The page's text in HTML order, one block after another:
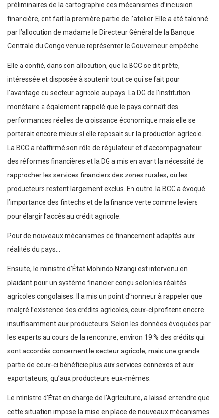
préliminaires de la cartographie des mécanismes d’inclusion
financière, ont fait la première partie de l’atelier. Elle a été talonné
par l’allocution de madame le Directeur Général de la Banque
Centrale du Congo venue représenter le Gouverneur empêché.
Elle a confié, dans son allocution, que la BCC se dit prête,
intéressée et disposée à soutenir tout ce qui se fait pour
l’avantage du secteur agricole au pays. La DG de l’institution
monétaire a également rappelé que le pays connaît des
performances réelles de croissance économique mais elle se
porterait encore mieux si elle reposait sur la production agricole.
La BCC a réaffirmé son rôle de régulateur et d’accompagnateur
des réformes financières et la DG a mis en avant la nécessité de
rapprocher les services financiers des zones rurales, où les
producteurs restent largement exclus. En outre, la BCC a évoqué
l’importance des fintechs et de la finance verte comme leviers
pour élargir l’accès au crédit agricole.
Pour de nouveaux mécanismes de financement adaptés aux
réalités du pays…
Ensuite, le ministre d’État Mohindo Nzangi est intervenu en
plaidant pour un système financier conçu selon les réalités
agricoles congolaises. Il a mis un point d’honneur à rappeler que
malgré l’existence des crédits agricoles, ceux-ci profitent encore
insuffisamment aux producteurs. Selon les données évoquées par
les experts au cours de la rencontre, environ 19 % des crédits qui
sont accordés concernent le secteur agricole, mais une grande
partie de ceux-ci bénéficie plus aux services connexes et aux
exportateurs, qu’aux producteurs eux-mêmes.
Le ministre d’État en charge de l’Agriculture, a laissé entendre que
cette situation impose la mise en place de nouveaux mécanismes